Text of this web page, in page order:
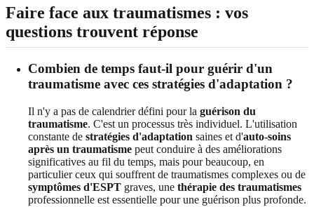
Faire face aux traumatismes : vos
questions trouvent réponse
Combien de temps faut-il pour guérir d'un
traumatisme avec ces stratégies d'adaptation ?
Il n'y a pas de calendrier défini pour la guérison du
traumatisme. C'est un processus très individuel. L'utilisation
constante de stratégies d'adaptation saines et d'auto-soins
après un traumatisme peut conduire à des améliorations
significatives au fil du temps, mais pour beaucoup, en
particulier ceux qui souffrent de traumatismes complexes ou de
symptômes d'ESPT graves, une thérapie des traumatismes
professionnelle est essentielle pour une guérison plus profonde.